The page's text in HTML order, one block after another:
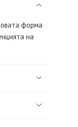
форма
на